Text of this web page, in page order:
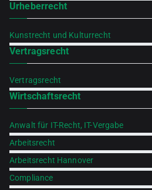
Urheberrecht
Kunstrecht und Kulturrecht
Vertragsrecht
Vertragsrecht
Wirtschaftsrecht
Anwalt für IT-Recht, IT-Vergabe
Arbeitsrecht
Arbeitsrecht Hannover
Compliance